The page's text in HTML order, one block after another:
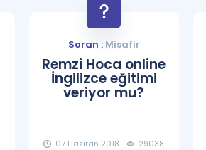
Soran :Misafir
Remzi Hoca online
İngilizce eğitimi
veriyor mu?
07 Haziran 2018 29038